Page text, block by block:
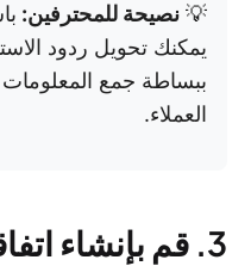
💡 نصيحة للمحترفين:
يمكنك تحويل ردود
ببساطة جمع المعلومات
العملاء.
3. قم بإنشاء